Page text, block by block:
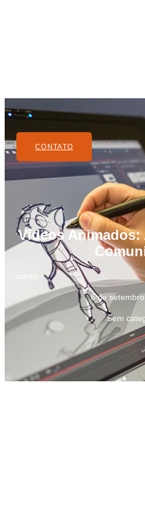
CONTATO
Vídeos Animados:
admin
6 de
Sem